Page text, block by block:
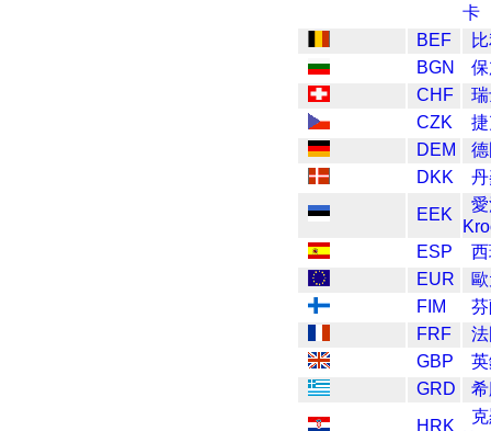
卡
BEF
BGN
CHF
CZK
DEM
DKK
EEK
ESP
EUR
FIM
FRF
GBP
GRD
HRK